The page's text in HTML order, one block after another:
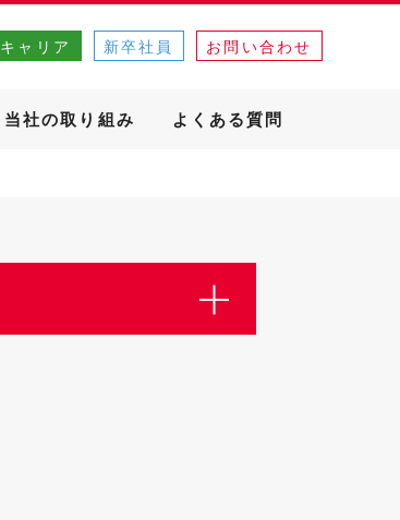
キャリア 新卒社員 お問い合わせ
当社の取り組み よくある質問